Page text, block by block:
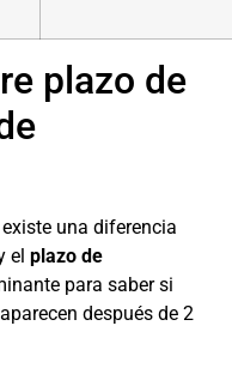
plazo de
una diferencia
el plazo de
para saber si
después de 2